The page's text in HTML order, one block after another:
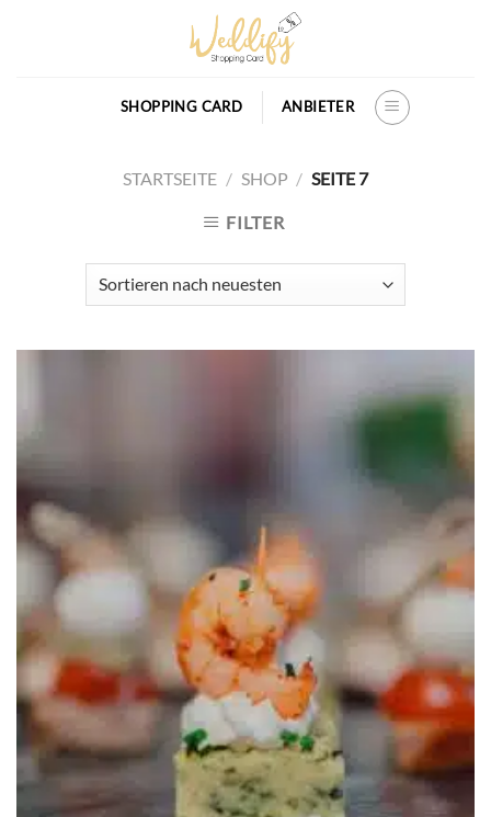
SHOPPING CARD ANBIETER
STARTSEITE / SHOP / SEITE 7
FILTER